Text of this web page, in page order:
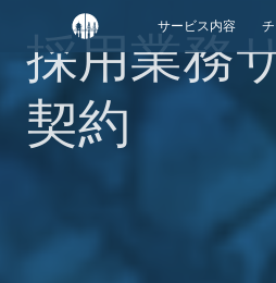
サービス内容
採用業務
契約